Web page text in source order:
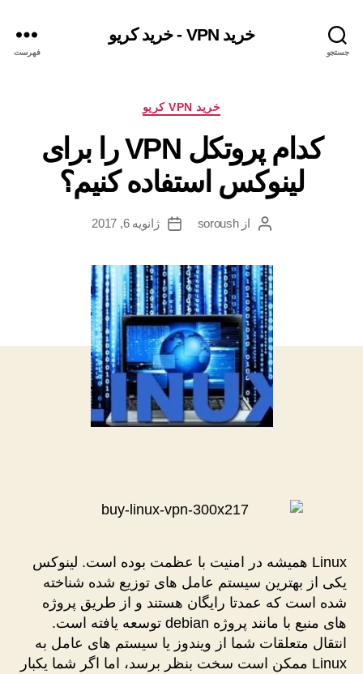
جستجو
خرید VPN - خرید کریو
فهرست
دسته‌ها خرید VPN کریو
کدام پروتکل VPN را برای
لینوکس استفاده کنیم؟
نویسندهٔ
ازsoroush
تاریخژانویه 6, 2017
Linux همیشه در امنیت با عظمت بوده است. لینوکس
یکی از بهترین سیستم عامل های توزیع شده شناخته
شده است که عمدتا رایگان هستند و از طریق پروژه
های منبع با مانند پروژه debian توسعه یافته است.
انتقال متعلقات شما از ویندوز یا سیستم های عامل به
Linux ممکن است سخت بنظر برسد، اما اگر شما یکبار